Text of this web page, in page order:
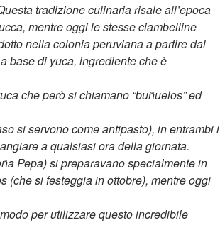
tradizione culinaria risale all’epoca
mentre oggi le stesse ciambelline
nella colonia peruviana a partire dal
base di yuca, ingrediente che è
che però si chiamano “buñuelos” ed
si servono come antipasto), in entrambi i
a qualsiasi ora della giornata.
Pepa) si preparavano specialmente in
(che si festeggia in ottobre), mentre oggi
per utilizzare questo incredibile